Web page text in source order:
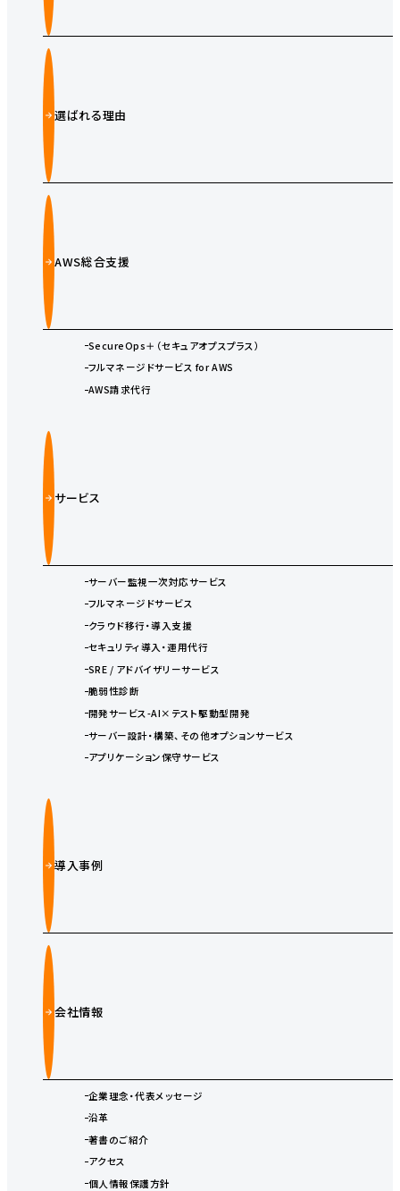
選ばれる理由
AWS総合支援
SecureOps＋（セキュアオプスプラス）
フルマネージドサービス for AWS
AWS請求代行
サービス
サーバー監視一次対応サービス
フルマネージドサービス
クラウド移行・導入支援
セキュリティ導入・運用代行
SRE / アドバイザリーサービス
脆弱性診断
開発サービス-AI×テスト駆動型開発
サーバー設計・構築、その他オプションサービス
アプリケーション保守サービス
導入事例
会社情報
企業理念・代表メッセージ
沿革
著書のご紹介
アクセス
個人情報保護方針